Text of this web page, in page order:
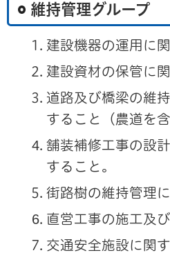
維持管理グループ
建設機器の運用に
建設資材の保管に
道路及び橋梁の維
すること（農道を含
舗装補修工事の設
すること。
街路樹の維持管理
直営工事の施工及
交通安全施設に関す